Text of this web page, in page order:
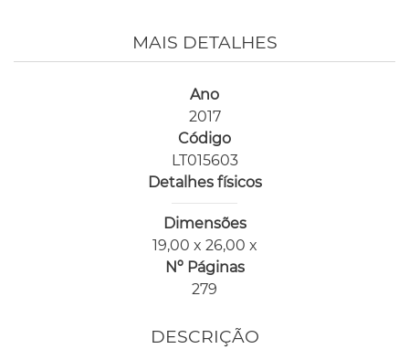
MAIS DETALHES
Ano
2017
Código
LT015603
Detalhes físicos
Dimensões
19,00 x 26,00 x
Nº Páginas
279
DESCRIÇÃO